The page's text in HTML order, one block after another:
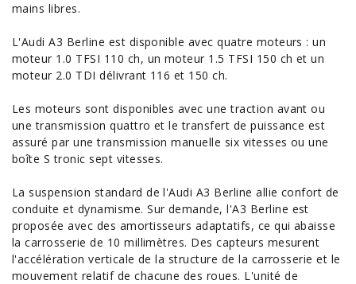
mains libres.
L'Audi A3 Berline est disponible avec quatre moteurs : un
moteur 1.0 TFSI 110 ch, un moteur 1.5 TFSI 150 ch et un
moteur 2.0 TDI délivrant 116 et 150 ch.
Les moteurs sont disponibles avec une traction avant ou
une transmission quattro et le transfert de puissance est
assuré par une transmission manuelle six vitesses ou une
boîte S tronic sept vitesses.
La suspension standard de l'Audi A3 Berline allie confort de
conduite et dynamisme. Sur demande, l'A3 Berline est
proposée avec des amortisseurs adaptatifs, ce qui abaisse
la carrosserie de 10 millimètres. Des capteurs mesurent
l'accélération verticale de la structure de la carrosserie et le
mouvement relatif de chacune des roues. L'unité de